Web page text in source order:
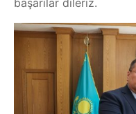
başarılar dileriz.